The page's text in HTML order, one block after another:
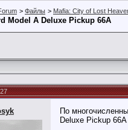
> Файлы > Mafia: City of Lost
Model A Deluxe Pickup 66A
По
Deluxe Pickup 66A